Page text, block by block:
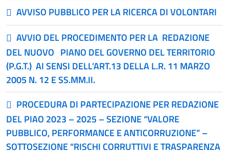
AVVISO PUBBLICO PER LA RICERCA DI VOLONTARI
AVVIO DEL PROCEDIMENTO PER LA REDAZIONE
DEL NUOVO PIANO DEL GOVERNO DEL TERRITORIO
(P.G.T.) AI SENSI DELL’ART.13 DELLA L.R. 11 MARZO
2005 N. 12 E SS.MM.II.
PROCEDURA DI PARTECIPAZIONE PER REDAZIONE
DEL PIAO 2023 – 2025 – SEZIONE “VALORE
PUBBLICO, PERFORMANCE E ANTICORRUZIONE” –
SOTTOSEZIONE “RISCHI CORRUTTIVI E TRASPARENZA